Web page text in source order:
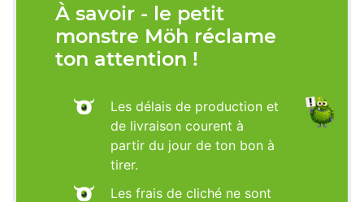
À savoir - le petit
monstre Möh réclame
ton attention !
Les délais de production et
de livraison courent à
partir du jour de ton bon à
tirer.
Les frais de cliché ne sont